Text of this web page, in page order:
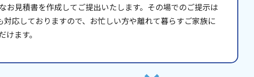
お見積書を作成してご提出いたします。その場でのご提示は
対応しておりますので、お忙しい方や離れて暮らすご家族に
ます。